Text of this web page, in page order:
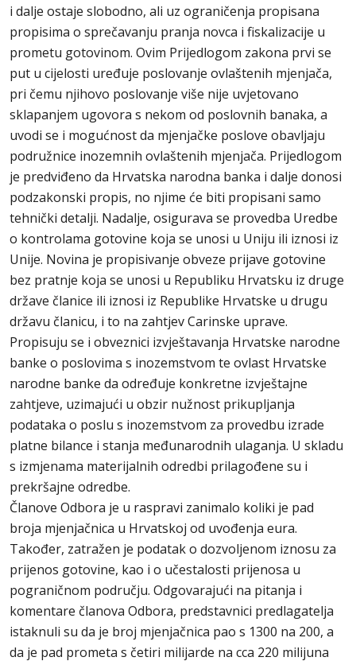
i dalje ostaje slobodno, ali uz ograničenja propisana
propisima o sprečavanju pranja novca i fiskalizacije u
prometu gotovinom. Ovim Prijedlogom zakona prvi se
put u cijelosti uređuje poslovanje ovlaštenih mjenjača,
pri čemu njihovo poslovanje više nije uvjetovano
sklapanjem ugovora s nekom od poslovnih banaka, a
uvodi se i mogućnost da mjenjačke poslove obavljaju
podružnice inozemnih ovlaštenih mjenjača. Prijedlogom
je predviđeno da Hrvatska narodna banka i dalje donosi
podzakonski propis, no njime će biti propisani samo
tehnički detalji. Nadalje, osigurava se provedba Uredbe
o kontrolama gotovine koja se unosi u Uniju ili iznosi iz
Unije. Novina je propisivanje obveze prijave gotovine
bez pratnje koja se unosi u Republiku Hrvatsku iz druge
države članice ili iznosi iz Republike Hrvatske u drugu
državu članicu, i to na zahtjev Carinske uprave.
Propisuju se i obveznici izvještavanja Hrvatske narodne
banke o poslovima s inozemstvom te ovlast Hrvatske
narodne banke da određuje konkretne izvještajne
zahtjeve, uzimajući u obzir nužnost prikupljanja
podataka o poslu s inozemstvom za provedbu izrade
platne bilance i stanja međunarodnih ulaganja. U skladu
s izmjenama materijalnih odredbi prilagođene su i
prekršajne odredbe.
Članove Odbora je u raspravi zanimalo koliki je pad
broja mjenjačnica u Hrvatskoj od uvođenja eura.
Također, zatražen je podatak o dozvoljenom iznosu za
prijenos gotovine, kao i o učestalosti prijenosa u
pograničnom području. Odgovarajući na pitanja i
komentare članova Odbora, predstavnici predlagatelja
istaknuli su da je broj mjenjačnica pao s 1300 na 200, a
da je pad prometa s četiri milijarde na cca 220 milijuna